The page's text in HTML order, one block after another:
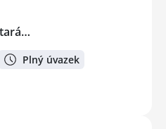
Plný úvazek